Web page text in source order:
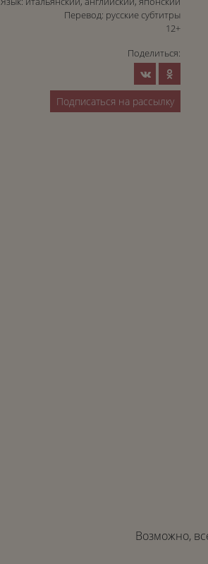
Перевод: русские субтитры
12+
Поделиться:
Подписаться на рассылку
Возможно,